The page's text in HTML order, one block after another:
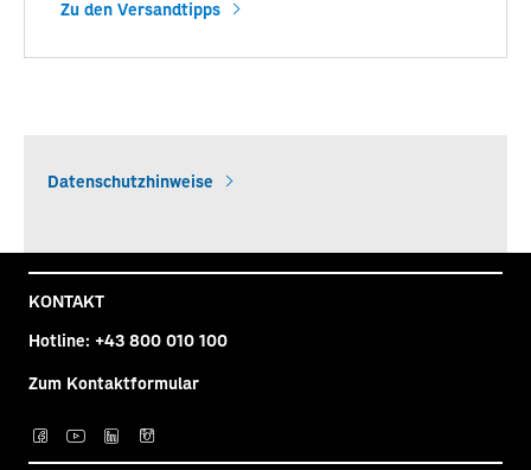
Zu den Versandtipps
Datenschutzhinweise
KONTAKT
Hotline: +43 800 010 100
Zum Kontaktformular
Post auf facebook
Post auf YouTube
Post auf LinkedIn